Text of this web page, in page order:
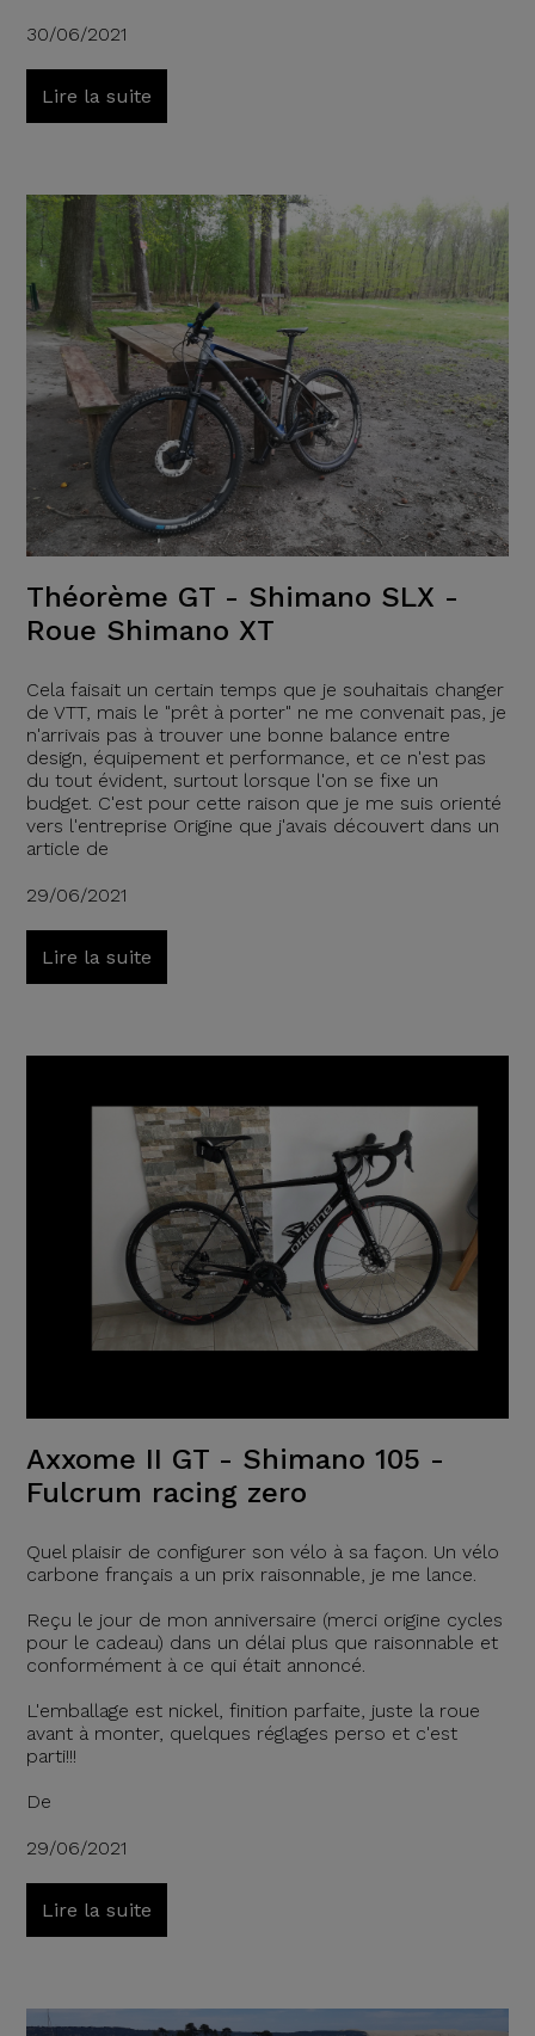
30/06/2021
Lire la suite
Théorème GT - Shimano SLX -
Roue Shimano XT
Cela faisait un certain temps que je souhaitais changer
de VTT, mais le "prêt à porter" ne me convenait pas, je
n'arrivais pas à trouver une bonne balance entre
design, équipement et performance, et ce n'est pas
du tout évident, surtout lorsque l'on se fixe un
budget. C'est pour cette raison que je me suis orienté
vers l'entreprise Origine que j'avais découvert dans un
article de
29/06/2021
Lire la suite
Axxome II GT - Shimano 105 -
Fulcrum racing zero
Quel plaisir de configurer son vélo à sa façon. Un vélo
carbone français a un prix raisonnable, je me lance.
Reçu le jour de mon anniversaire (merci origine cycles
pour le cadeau) dans un délai plus que raisonnable et
conformément à ce qui était annoncé.
L'emballage est nickel, finition parfaite, juste la roue
avant à monter, quelques réglages perso et c'est
parti!!!
De
29/06/2021
Lire la suite